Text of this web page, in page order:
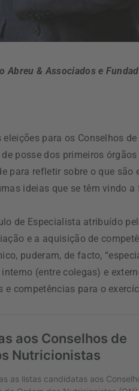
Abreu & Associados e
para os Conselhos
posse dos primeiros
para refletir sobre o que são
ideias que se têm vindo a
de Especialista atribuído
e a aquisição de
puderam, de facto,
(entre colegas) e
e competências para o